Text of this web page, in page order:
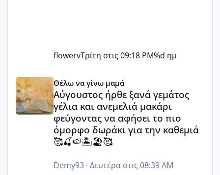
flowervΤρίτη στις 09:18 PM%d ημ
Αύγουστος ήρθε ξανά γεμάτος γέλια και ανεμελιά
Θέλω να γίνω μαμά
Αύγουστος ήρθε ξανά γεμάτος
γέλια και ανεμελιά μακάρι
φεύγοντας να αφήσει το πιο
όμορφο δωράκι για την καθεμιά
🥰🍒🍉🏝️🏖️🥰
Demy93· Δευτέρα στις 08:39 AM